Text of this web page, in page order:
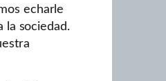
echarle
la sociedad.